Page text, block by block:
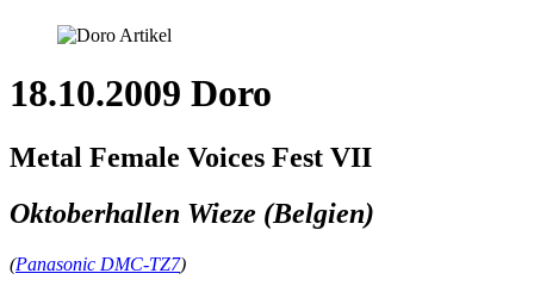
18.10.2009 Doro
Metal Female Voices Fest VII
Oktoberhallen Wieze (Belgien)
(Panasonic DMC-TZ7)